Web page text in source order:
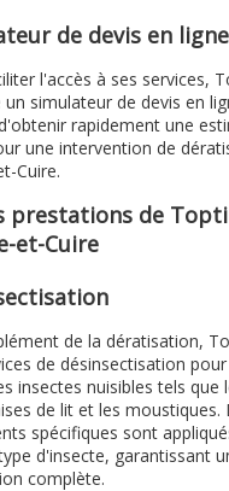
de devis en ligne
l'accès à ses services,
un simulateur de devis en
rapidement une
une intervention de
Cuire.
prestations de
et-Cuire
de la dératisation,
de désinsectisation
insectes nuisibles tels que
de lit et les moustiques.
spécifiques sont
d'insecte, garantissant
complète.